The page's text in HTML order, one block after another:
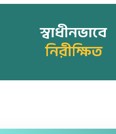
স্বাধীনভাবে
নিরীক্ষিত